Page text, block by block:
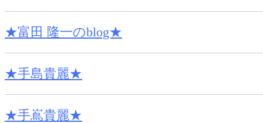
★富田 隆一のblog★
★手島貴麗★
★手嶌貴麗★